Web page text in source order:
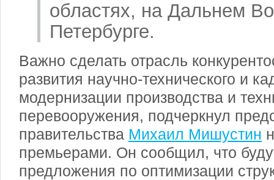
областях, на Дальнем
Петербурге.
Важно сделать отрасль
развития научно-технического и
модернизации производства и
перевооружения, подчеркнул
правительства Михаил Мишустин
премьерами. Он сообщил, что
предложения по оптимизации